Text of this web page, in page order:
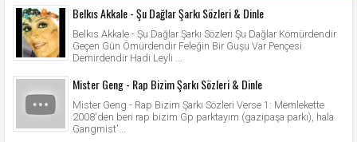
Belkıs Akkale - Şu Dağlar Şarkı Sözleri & Dinle
Belkıs Akkale - Şu Dağlar Şarkı Sözleri Şu Dağlar Kömürdendir
Geçen Gün Ömürdendir Feleğin Bir Guşu Var Pençesi
Demirdendir Hadi Leyli ...
Mister Geng - Rap Bizim Şarkı Sözleri & Dinle
Mister Geng - Rap Bizim Şarkı Sözleri Verse 1: Memlekette
2008'den beri rap bizim Gp parktayım (gazipaşa parkı), hala
Gangmist'...